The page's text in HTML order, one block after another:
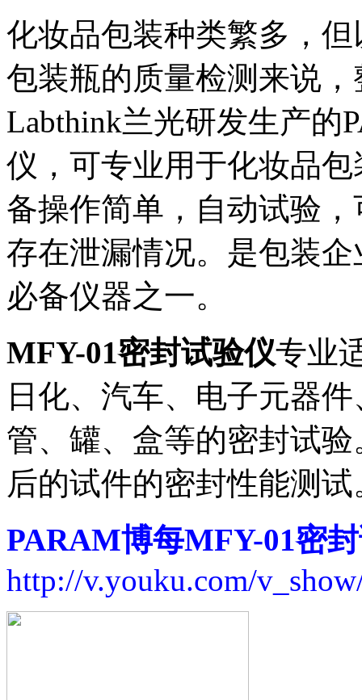
化妆品包装种类繁多，
包装瓶的质量检测来说
Labthink兰光研发生产的
仪，可专业用于化妆品
备操作简单，自动试验
存在泄漏情况。是包装
必备仪器之一。
MFY-01密封试验仪专业
日化、汽车、电子元器
管、罐、盒等的密封试
后的试件的密封性能测试
PARAM博每MFY-01密
http://v.youku.com/